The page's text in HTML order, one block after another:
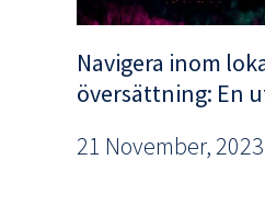
Navigera inom
översättning: En
21 November, 2023